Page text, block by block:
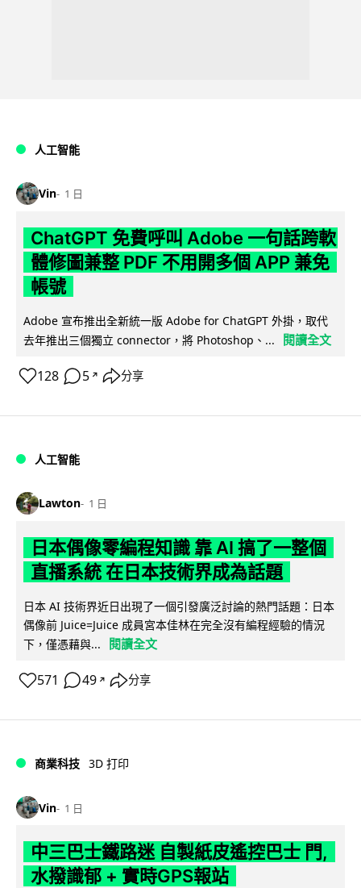
人工智能
Vin 1 日
ChatGPT 免費呼叫 Adobe 一句話跨軟
體修圖兼整 PDF 不用開多個 APP 兼免
帳號
Adobe 宣布推出全新統一版 Adobe for ChatGPT 外掛，取代
去年推出三個獨立 connector，將 Photoshop、...
閱讀全文
128 5 ↗ 分享
人工智能
Lawton 1 日
日本偶像零編程知識 靠 AI 搞了一整個
直播系統 在日本技術界成為話題
日本 AI 技術界近日出現了一個引發廣泛討論的熱門話題：日本
偶像前 Juice=Juice 成員宮本佳林在完全沒有編程經驗的情況
下，僅憑藉與...
閱讀全文
571 49 ↗ 分享
商業科技 3D 打印
Vin 1 日
中三巴士鐵路迷 自製紙皮遙控巴士 門,
水撥識郁 + 實時GPS報站